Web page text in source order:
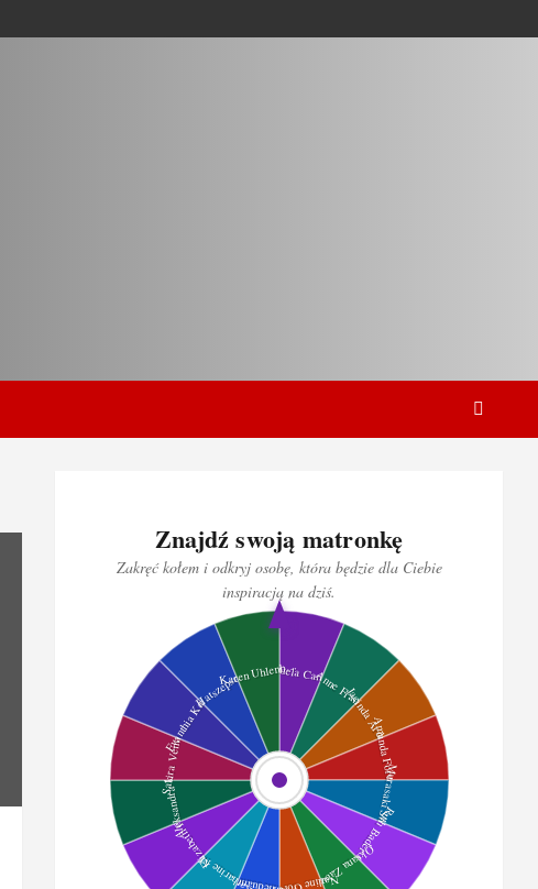
Znajdź swoją matronkę
Zakręć kołem i odkryj osobę, która będzie dla Ciebie
inspiracją na dziś.